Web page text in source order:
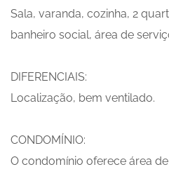
Sala, varanda, cozinha, 2
banheiro social, área de
DIFERENCIAIS:
Localização, bem ventilado.
CONDOMÍNIO:
O condomínio oferece área